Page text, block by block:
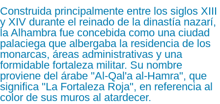
Construida principalmente entre los siglos XIII
y XIV durante el reinado de la dinastía nazarí,
la Alhambra fue concebida como una ciudad
palaciega que albergaba la residencia de los
monarcas, áreas administrativas y una
formidable fortaleza militar. Su nombre
proviene del árabe "Al-Qal'a al-Hamra", que
significa "La Fortaleza Roja", en referencia al
color de sus muros al atardecer.